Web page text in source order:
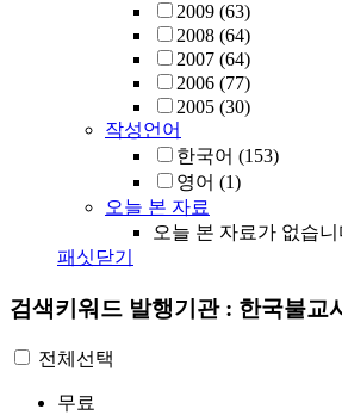
2009 (63)
2008 (64)
2007 (64)
2006 (77)
2005 (30)
작성언어
한국어 (153)
영어 (1)
오늘 본 자료
오늘 본 자료가 없습니
패싯닫기
검색키워드 발행기관 : 한국불교
전체선택
무료